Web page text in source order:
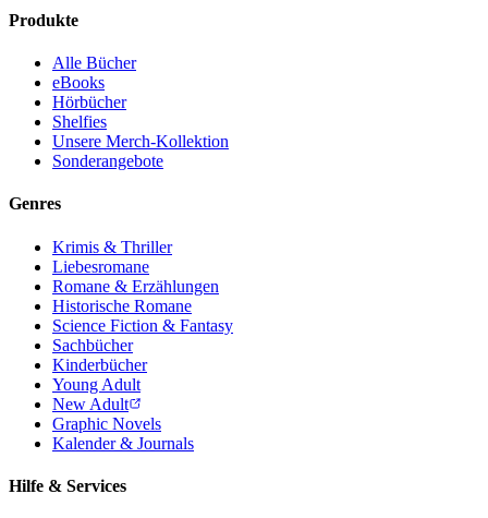
Produkte
Alle Bücher
eBooks
Hörbücher
Shelfies
Unsere Merch-Kollektion
Sonderangebote
Genres
Krimis & Thriller
Liebesromane
Romane & Erzählungen
Historische Romane
Science Fiction & Fantasy
Sachbücher
Kinderbücher
Young Adult
New Adult
Graphic Novels
Kalender & Journals
Hilfe & Services